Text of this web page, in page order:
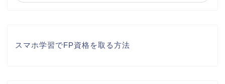
スマホ学習でFP資格を取る方法